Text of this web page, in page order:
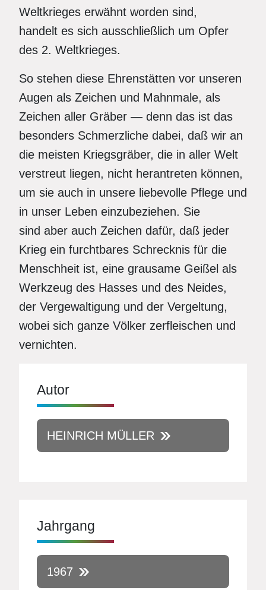
Weltkrieges erwähnt worden sind,
handelt es sich ausschließlich um Opfer
des 2. Weltkrieges.
So stehen diese Ehrenstätten vor unseren
Augen als Zeichen und Mahnmale, als
Zeichen aller Gräber — denn das ist das
besonders Schmerzliche dabei, daß wir an
die meisten Kriegsgräber, die in aller Welt
verstreut liegen, nicht herantreten können,
um sie auch in unsere liebevolle Pflege und
in unser Leben einzubeziehen. Sie
sind aber auch Zeichen dafür, daß jeder
Krieg ein furchtbares Schrecknis für die
Menschheit ist, eine grausame Geißel als
Werkzeug des Hasses und des Neides,
der Vergewaltigung und der Vergeltung,
wobei sich ganze Völker zerfleischen und
vernichten.
Autor
HEINRICH MÜLLER
Jahrgang
1967